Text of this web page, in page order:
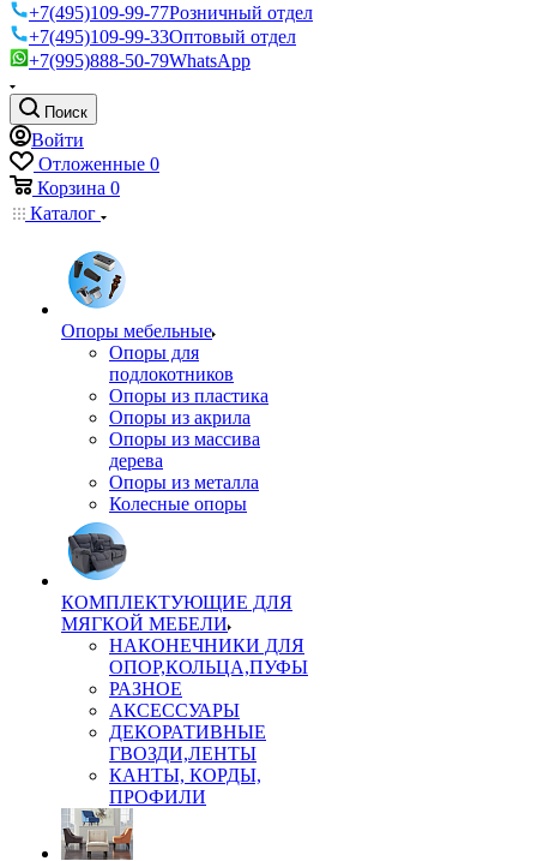
+7(495)109-99-77Розничный отдел
+7(495)109-99-33Оптовый отдел
+7(995)888-50-79WhatsApp
Поиск
Войти
Отложенные 0
Корзина 0
Каталог
Опоры мебельные
Опоры для
подлокотников
Опоры из пластика
Опоры из акрила
Опоры из массива
дерева
Опоры из металла
Колесные опоры
КОМПЛЕКТУЮЩИЕ ДЛЯ
МЯГКОЙ МЕБЕЛИ
НАКОНЕЧНИКИ ДЛЯ
ОПОР,КОЛЬЦА,ПУФЫ
РАЗНОЕ
АКСЕССУАРЫ
ДЕКОРАТИВНЫЕ
ГВОЗДИ,ЛЕНТЫ
КАНТЫ, КОРДЫ,
ПРОФИЛИ